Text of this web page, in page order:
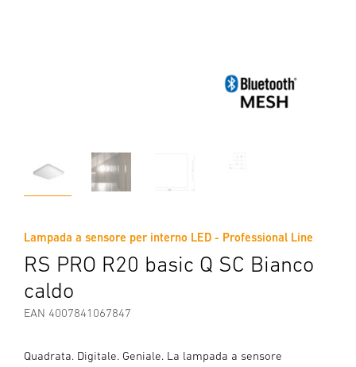
Lampada a sensore per interno LED - Professional Line
RS PRO R20 basic Q SC Bianco
caldo
EAN 4007841067847
Quadrata. Digitale. Geniale. La lampada a sensore